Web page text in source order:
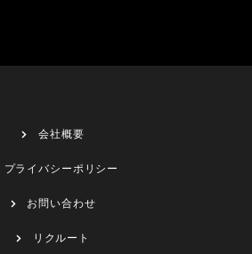
会社概要
プライバシーポリシー
お問い合わせ
リクルート